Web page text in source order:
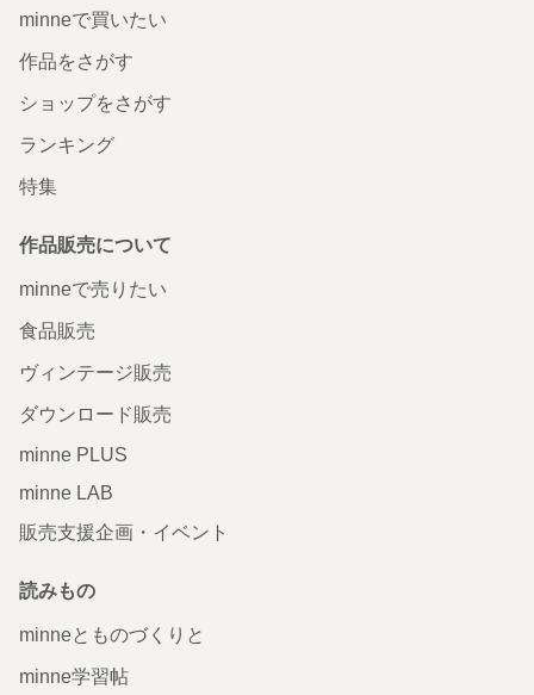
minneで買いたい
作品をさがす
ショップをさがす
ランキング
特集
作品販売について
minneで売りたい
食品販売
ヴィンテージ販売
ダウンロード販売
minne PLUS
minne LAB
販売支援企画・イベント
読みもの
minneとものづくりと
minne学習帖